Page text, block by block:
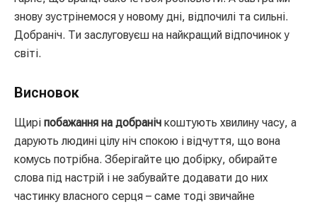
знову зустрінемося у новому дні, відпочилі та сильні.
Добраніч. Ти заслуговуєш на найкращий відпочинок у
світі.
Висновок
Щирі побажання на добраніч коштують хвилину часу, а
дарують людині цілу ніч спокою і відчуття, що вона
комусь потрібна. Зберігайте цю добірку, обирайте
слова під настрій і не забувайте додавати до них
частинку власного серця – саме тоді звичайне